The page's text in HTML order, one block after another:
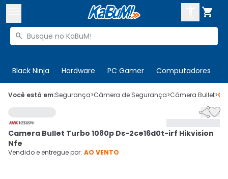

Buscar produtos

Black Ninja Hardware PC Gamer Computadores
 Olá. Acesse sua conta
 Departamentos
 Cupons
CADASTRE-SE
Você está em:Segurança>Câmera de Segurança>Câmera Bullet>

Camera Bullet Turbo 1080p Ds-2ce16d0t-irf Hikvision
Nfe
Vendido e entregue por: AO VENTO